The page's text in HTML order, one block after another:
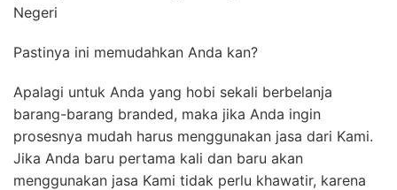
Negeri
Pastinya ini memudahkan Anda kan?
Apalagi untuk Anda yang hobi sekali berbelanja
barang-barang branded, maka jika Anda ingin
prosesnya mudah harus menggunakan jasa dari Kami.
Jika Anda baru pertama kali dan baru akan
menggunakan jasa Kami tidak perlu khawatir, karena